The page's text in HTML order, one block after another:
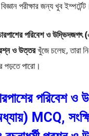
পরীক্ষার জন্য খুব
পরিবেশ ও
ও উত্তরখুঁজে চলেছ, তারা
পারো।
পরিবেশ ও
MCQ,